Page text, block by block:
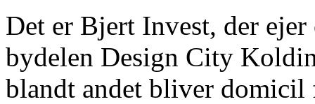
Det er Bjert Invest, der
bydelen Design City
blandt andet bliver domicil